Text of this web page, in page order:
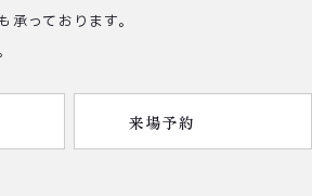
承っております。
来場予約